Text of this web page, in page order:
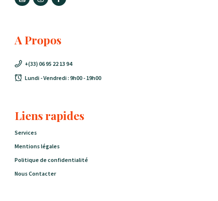
A Propos
+(33) 06 95 22 13 94
Lundi - Vendredi : 9h00 - 19h00
Liens rapides
Services
Mentions légales
Politique de confidentialité
Nous Contacter